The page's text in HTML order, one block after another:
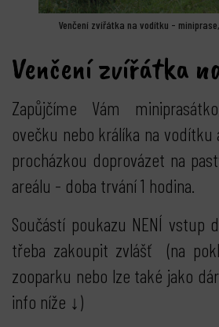
Venčení zvířátka na vodítku -
Venčení zvířátka
Zapůjčíme Vám
ovečku nebo králíka na
procházkou doprovázet na
areálu - doba trvání 1 hodina.
Součástí poukazu NENÍ vstup
třeba zakoupit zvlášť (na
zooparku nebo lze také jako
info níže ↓)